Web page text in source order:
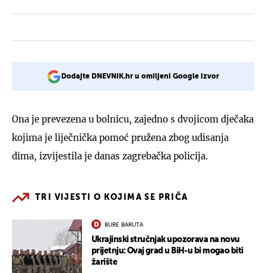
Dodajte DNEVNIK.hr u omiljeni Google izvor
Ona je prevezena u bolnicu, zajedno s dvojicom dječaka
kojima je liječnička pomoć pružena zbog udisanja
dima, izvijestila je danas zagrebačka policija.
TRI VIJESTI O KOJIMA SE PRIČA
BURE BARUTA
Ukrajinski stručnjak upozorava na novu
prijetnju: Ovaj grad u BiH-u bi mogao biti
žarište